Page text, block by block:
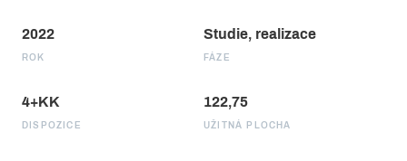
2022
ROK
Studie, realizace
FÁZE
4+KK
DISPOZICE
122,75
UŽITNÁ PLOCHA